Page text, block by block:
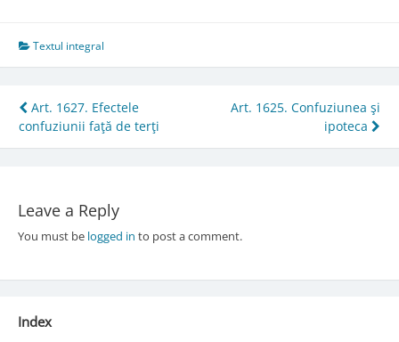
Textul integral
Post
navigation
Art. 1627. Efectele
confuziunii faţă de terţi
Art. 1625. Confuziunea şi
ipoteca
Leave a Reply
You must be logged in to post a comment.
Index